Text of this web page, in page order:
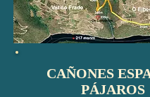
CAÑONES
PÁJAROS